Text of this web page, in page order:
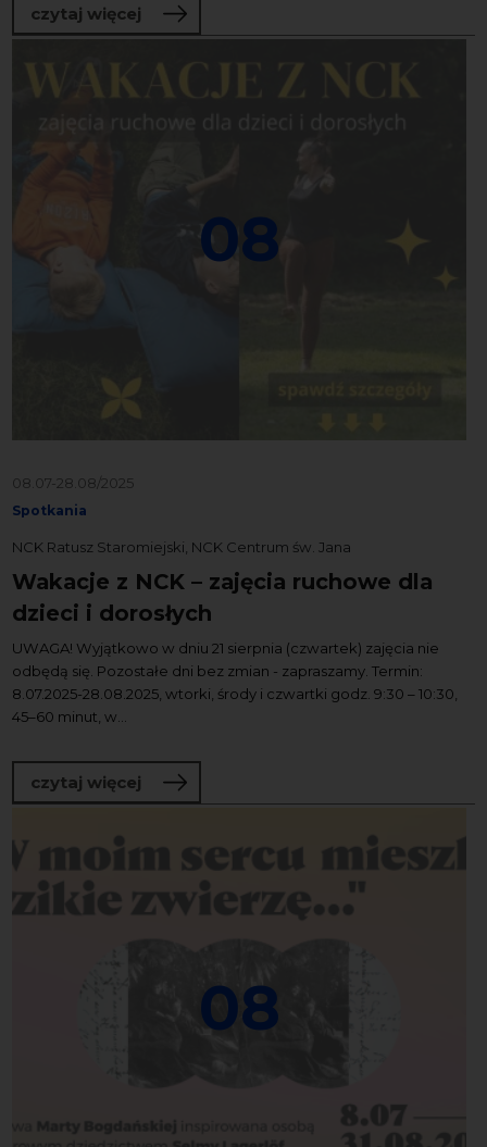
czytaj więcej o 30 lat Centrum św. Jana. Kościół
08
08.07-28.08/2025
Spotkania
NCK Ratusz Staromiejski, NCK Centrum św. Jana
Wakacje z NCK – zajęcia ruchowe dla
dzieci i dorosłych
UWAGA! Wyjątkowo w dniu 21 sierpnia (czwartek) zajęcia nie
odbędą się. Pozostałe dni bez zmian - zapraszamy. Termin:
8.07.2025-28.08.2025, wtorki, środy i czwartki godz. 9:30 – 10:30,
45–60 minut, w...
czytaj więcej o Wakacje z NCK – zajęcia ruchowe
08